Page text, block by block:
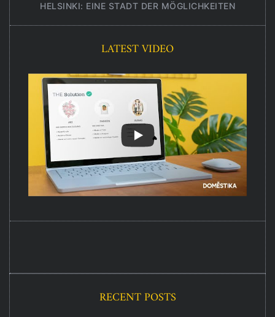
HELSINKI: EINE STADT DER MÖGLICHKEITEN
LATEST VIDEO
RECENT POSTS